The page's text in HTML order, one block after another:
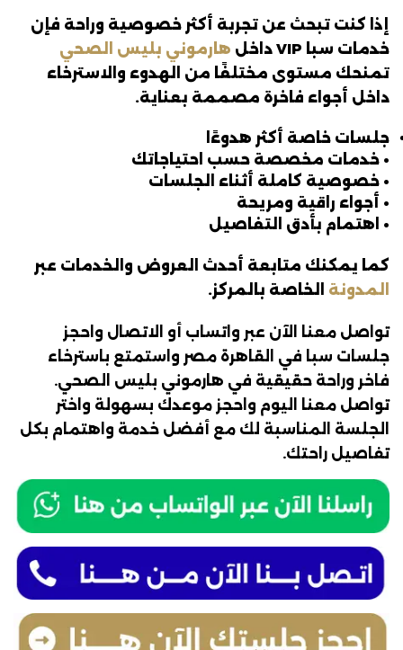
إذا كنت تبحث عن تجربة أكثر خصوصية وراحة فإن
خدمات سبا VIP داخل
هارموني بليس الصحي
تمنحك مستوى مختلفًا من الهدوء والاسترخاء
داخل أجواء فاخرة مصممة بعناية.
جلسات خاصة أكثر هدوءًا
• خدمات مخصصة حسب احتياجاتك
• خصوصية كاملة أثناء الجلسات
• أجواء راقية ومريحة
• اهتمام بأدق التفاصيل
كما يمكنك متابعة أحدث العروض والخدمات عبر
المدونة الخاصة بالمركز.
تواصل معنا الآن عبر واتساب أو الاتصال واحجز
جلسات سبا في القاهرة مصر واستمتع باسترخاء
فاخر وراحة حقيقية في هارموني بليس الصحي.
تواصل معنا اليوم واحجز موعدك بسهولة واختر
الجلسة المناسبة لك مع أفضل خدمة واهتمام بكل
تفاصيل راحتك.